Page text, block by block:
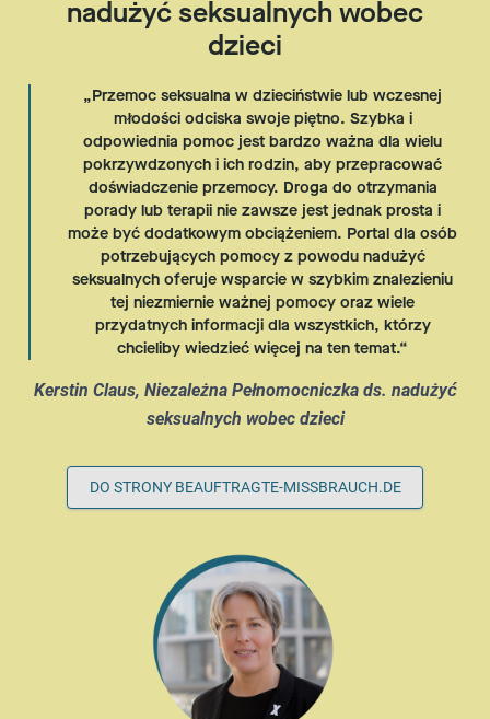
nadużyć seksualnych wobec
dzieci
Przemoc seksualna w dzieciństwie lub wczesnej
młodości odciska swoje piętno. Szybka i
odpowiednia pomoc jest bardzo ważna dla wielu
pokrzywdzonych i ich rodzin, aby przepracować
doświadczenie przemocy. Droga do otrzymania
porady lub terapii nie zawsze jest jednak prosta i
może być dodatkowym obciążeniem. Portal dla osób
potrzebujących pomocy z powodu nadużyć
seksualnych oferuje wsparcie w szybkim znalezieniu
tej niezmiernie ważnej pomocy oraz wiele
przydatnych informacji dla wszystkich, którzy
chcieliby wiedzieć więcej na ten temat.
Kerstin Claus, Niezależna Pełnomocniczka ds. nadużyć
seksualnych wobec dzieci
DO STRONY BEAUFTRAGTE-MISSBRAUCH.DE